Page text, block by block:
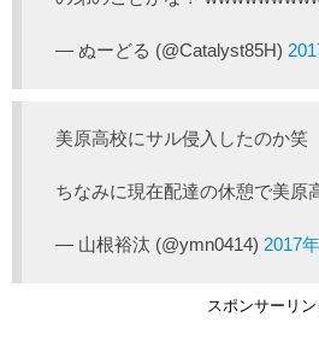
— ぬーどる (@Catalyst85H)
美原高校にサル侵入したのか笑
ちなみに現在配達の休憩で美原
— 山根裕汰 (@ymn0414) 2017
スポンサーリン